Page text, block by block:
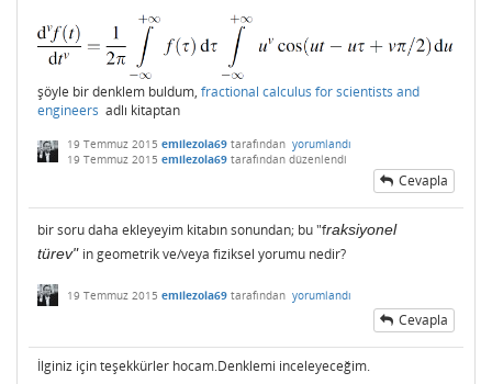
şöyle bir denklem buldum, fractional calculus for scientists and
engineers adlı kitaptan
19 Temmuz 2015 emilezola69 tarafından yorumlandı
19 Temmuz 2015 emilezola69 tarafından düzenlendi
Cevapla
bir soru daha ekleyeyim kitabın sonundan; bu "fraksiyonel
türev" in geometrik ve/veya fiziksel yorumu nedir?
19 Temmuz 2015 emilezola69 tarafından yorumlandı
Cevapla
İlginiz için teşekkürler hocam.Denklemi inceleyeceğim.